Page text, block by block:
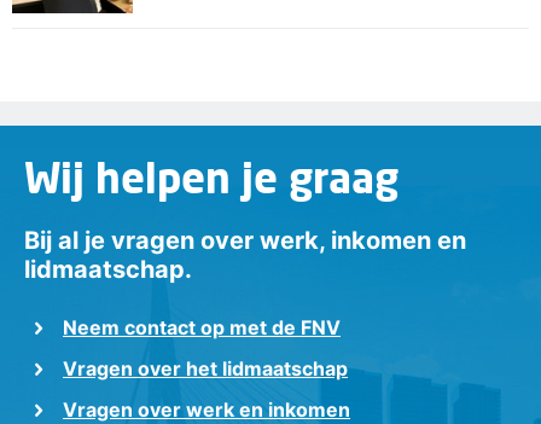
Wij helpen je graag
Bij al je vragen over werk, inkomen en
lidmaatschap.
Neem contact op met de FNV
Vragen over het lidmaatschap
Vragen over werk en inkomen